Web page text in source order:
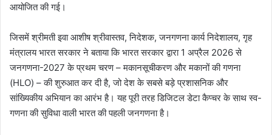
आयोजित की गई।
जिसमें श्रीमती इवा आशीष श्रीवास्तव, निदेशक, जनगणना कार्य निदेशालय, गृह
मंत्रालय भारत सरकार ने बताया कि भारत सरकार द्वारा 1 अप्रैल 2026 से
जनगणना-2027 के प्रथम चरण – मकानसूचीकरण और मकानों की गणना
(HLO) – की शुरुआत कर दी है, जो देश के सबसे बड़े प्रशासनिक और
सांख्यिकीय अभियान का आरंभ है। यह पूरी तरह डिजिटल डेटा कैप्चर के साथ स्व-
गणना की सुविधा वाली भारत की पहली जनगणना है।